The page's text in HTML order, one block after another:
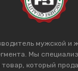
мужской и
Мы
который